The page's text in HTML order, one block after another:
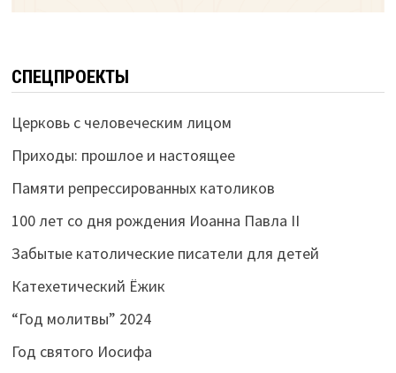
СПЕЦПРОЕКТЫ
Церковь с человеческим лицом
Приходы: прошлое и настоящее
Памяти репрессированных католиков
100 лет со дня рождения Иоанна Павла II
Забытые католические писатели для детей
Катехетический Ёжик
“Год молитвы” 2024
Год святого Иосифа